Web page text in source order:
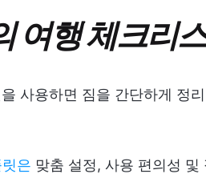
여행 체크리
사용하면 짐을 간단하게 정
은 맞춤 설정, 사용 편의성 및